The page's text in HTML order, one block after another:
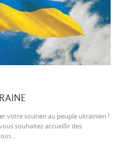
votre soutien au peuple ukrainien !
souhaitez accueillir des